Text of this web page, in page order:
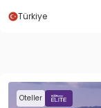
Türkiye
Oteller